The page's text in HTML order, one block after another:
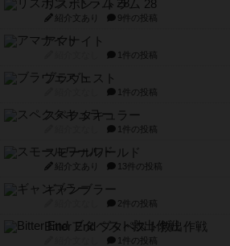
リスボン・トラム 28
紹介文あり 9件の投稿
アマナイト
1件の投稿
ブラヴェスト
1件の投稿
スペクタキュラー
1件の投稿
スモールワールド
紹介文あり 13件の投稿
ギャンブラー
2件の投稿
Bitter End ブタペスト救出作戦
1件の投稿